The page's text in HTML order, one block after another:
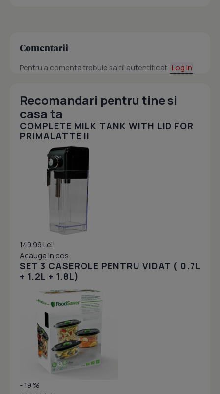
Comentarii
Pentru a comenta trebuie sa fii autentificat. Log in
Recomandari pentru tine si
casa ta
COMPLETE MILK TANK WITH LID FOR
PRIMALATTE II
149.99 Lei
Adauga in cos
SET 3 CASEROLE PENTRU VIDAT ( 0.7L
+ 1.2L + 1.8L)
- 19 %